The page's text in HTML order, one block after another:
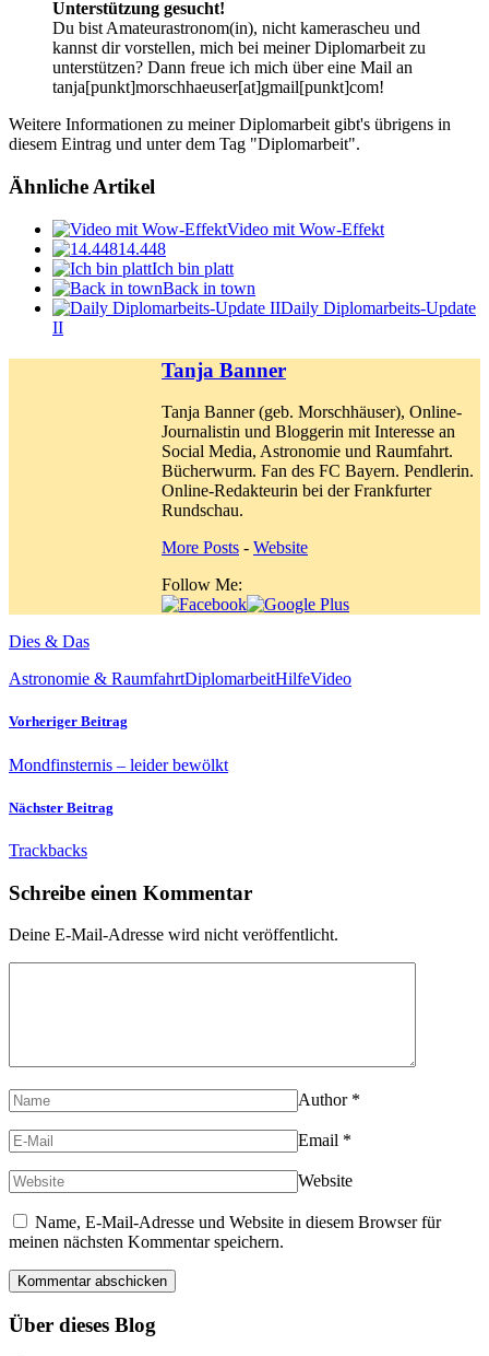
Unterstützung gesucht!
Du bist Amateurastronom(in), nicht kamerascheu und
kannst dir vorstellen, mich bei meiner Diplomarbeit zu
unterstützen? Dann freue ich mich über eine Mail an
tanja[punkt]morschhaeuser[at]gmail[punkt]com!
Weitere Informationen zu meiner Diplomarbeit gibt's übrigens in
diesem Eintrag und unter dem Tag "Diplomarbeit".
Ähnliche Artikel
Video mit Wow-Effekt
14.448
Ich bin platt
Back in town
Daily Diplomarbeits-Update
II
Tanja Banner
Tanja Banner (geb. Morschhäuser), Online-
Journalistin und Bloggerin mit Interesse an
Social Media, Astronomie und Raumfahrt.
Bücherwurm. Fan des FC Bayern. Pendlerin.
Online-Redakteurin bei der Frankfurter
Rundschau.
More Posts - Website
Follow Me:
Dies & Das
Astronomie & RaumfahrtDiplomarbeitHilfeVideo
Vorheriger Beitrag
Mondfinsternis – leider bewölkt
Nächster Beitrag
Trackbacks
Schreibe einen Kommentar
Deine E-Mail-Adresse wird nicht veröffentlicht.
Author *
Email *
Website
Name, E-Mail-Adresse und Website in diesem Browser für
meinen nächsten Kommentar speichern.
Über dieses Blog